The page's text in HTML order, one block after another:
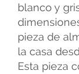
blanco y
pieza de
la casa
Esta pieza